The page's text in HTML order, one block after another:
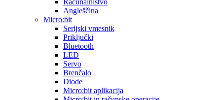
Računalništvo
Angleščina
Micro:bit
Serijski vmesnik
Priključki
Bluetooth
LED
Servo
Brenčalo
Diode
Micro:bit aplikacija